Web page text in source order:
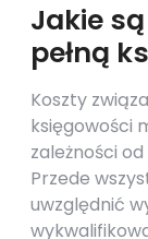
Jakie
pełną
Koszty
księgowości
zależności
Przede
uwzględnić